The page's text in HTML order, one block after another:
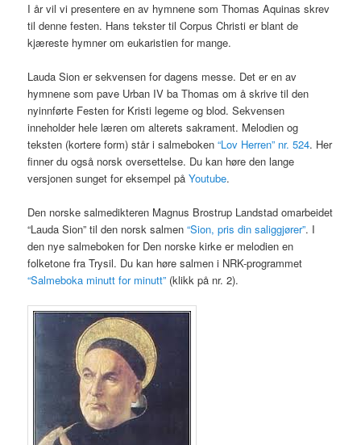
I år vil vi presentere en av hymnene som Thomas Aquinas skrev
til denne festen. Hans tekster til Corpus Christi er blant de
kjæreste hymner om eukaristien for mange.
Lauda Sion er sekvensen for dagens messe. Det er en av
hymnene som pave Urban IV ba Thomas om å skrive til den
nyinnførte Festen for Kristi legeme og blod. Sekvensen
inneholder hele læren om alterets sakrament. Melodien og
teksten (kortere form) står i salmeboken“Lov Herren” nr. 524. Her
finner du også norsk oversettelse. Du kan høre den lange
versjonen sunget for eksempel påYoutube.
Den norske salmedikteren Magnus Brostrup Landstad omarbeidet
“Lauda Sion” til den norsk salmen“Sion, pris din saliggjører”. I
den nye salmeboken for Den norske kirke er melodien en
folketone fra Trysil. Du kan høre salmen i NRK-programmet
“Salmeboka minutt for minutt” (klikk på nr. 2).